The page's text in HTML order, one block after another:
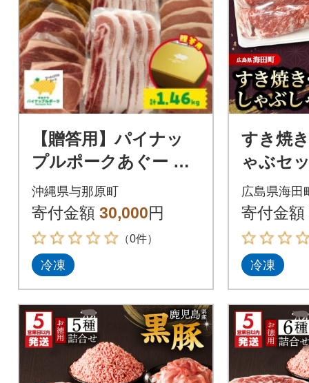
【贈答用】パイナッ
プルポークあぐー 焼
肉・ステーキ・味噌漬
セット(総重量1.46kg)
沖縄県与那原町
寄付金額 30,000円
（0件）
冷凍
すき焼
ゃぶセ
g 豚肉
広島県海田
寄付金額
冷凍